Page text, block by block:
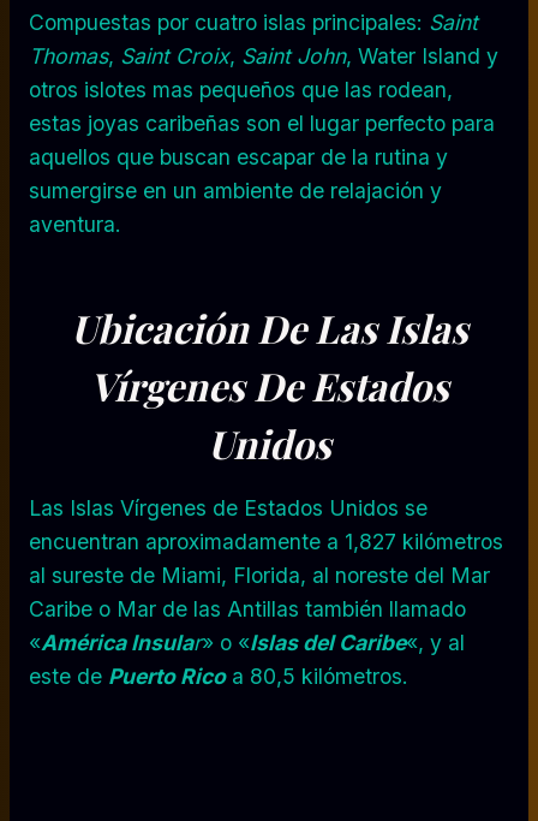
Compuestas por cuatro islas principales: Saint
Thomas, Saint Croix, Saint John, Water Island y
otros islotes mas pequeños que las rodean,
estas joyas caribeñas son el lugar perfecto para
aquellos que buscan escapar de la rutina y
sumergirse en un ambiente de relajación y
aventura.
Ubicación De Las Islas
Vírgenes De Estados
Unidos
Las Islas Vírgenes de Estados Unidos se
encuentran aproximadamente a 1,827 kilómetros
al sureste de Miami, Florida, al noreste del Mar
Caribe o Mar de las Antillas también llamado
«América Insular» o «Islas del Caribe«, y al
este de Puerto Ricoa 80,5 kilómetros.